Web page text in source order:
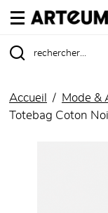
ARTEUM, la
Accueil Mode &
Totebag Coton